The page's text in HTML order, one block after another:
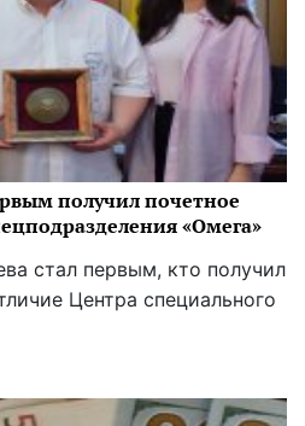
получил почетное
«Омега»
стал первым, кто получил
Центра специального